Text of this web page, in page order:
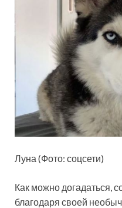
Луна (Фото: соцсети)
Как можно догадаться,
благодаря своей